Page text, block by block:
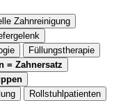
Zahnreinigung
Füllungstherapie
= Zahnersatz
Rollstuhlpatienten